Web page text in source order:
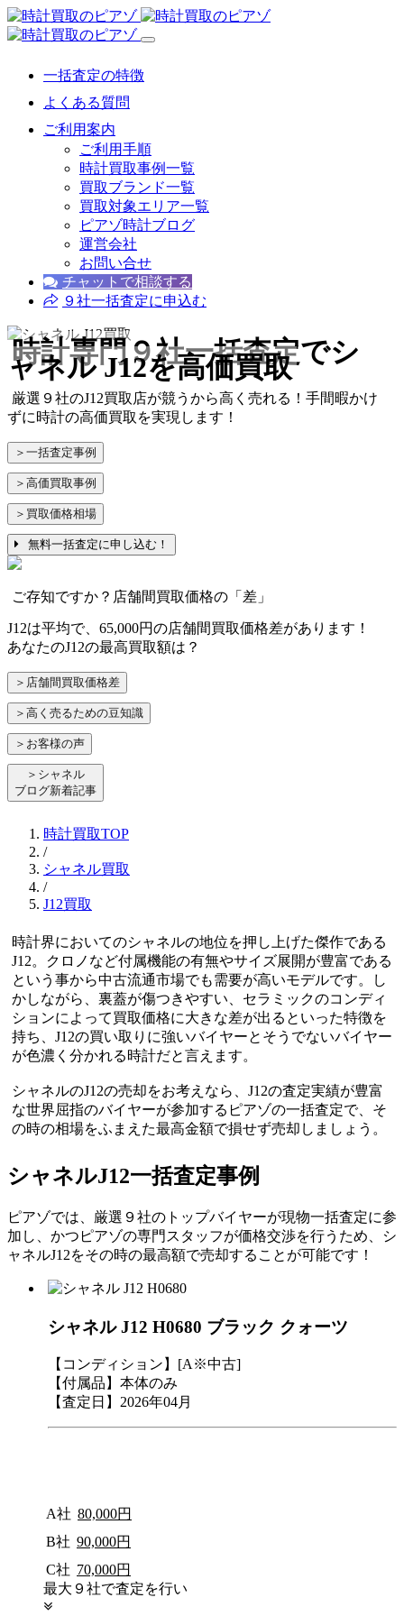
一括査定の特徴
よくある質問
ご利用案内
ご利用手順
時計買取事例一覧
買取ブランド一覧
買取対象エリア一覧
ピアゾ時計ブログ
運営会社
お問い合せ
チャットで相談する
９社一括査定に申込む
時計専門９社一括査定でシ
ャネル J12を高価買取
厳選９社のJ12買取店が競うから高く売れる！手間暇かけ
ずに時計の高価買取を実現します！
＞一括査定事例
＞高価買取事例
＞買取価格相場
無料一括査定に申し込む！
ご存知ですか？店舗間買取価格の「差」
J12は平均で、65,000円の店舗間買取価格差があります！
あなたのJ12の最高買取額は？
＞店舗間買取価格差
＞高く売るための豆知識
＞お客様の声
＞シャネル
ブログ新着記事
時計買取TOP
/
シャネル買取
/
J12買取
時計界においてのシャネルの地位を押し上げた傑作である
J12。クロノなど付属機能の有無やサイズ展開が豊富である
という事から中古流通市場でも需要が高いモデルです。し
かしながら、裏蓋が傷つきやすい、セラミックのコンディ
ションによって買取価格に大きな差が出るといった特徴を
持ち、J12の買い取りに強いバイヤーとそうでないバイヤー
が色濃く分かれる時計だと言えます。
シャネルのJ12の売却をお考えなら、J12の査定実績が豊富
な世界屈指のバイヤーが参加するピアゾの一括査定で、そ
の時の相場をふまえた最高金額で損せず売却しましょう。
シャネルJ12一括査定事例
ピアゾでは、厳選９社のトップバイヤーが現物一括査定に参
加し、かつピアゾの専門スタッフが価格交渉を行うため、シ
ャネルJ12をその時の最高額で売却することが可能です！
シャネル J12 H0680 ブラック クォーツ
【コンディション】[A※中古]
【付属品】本体のみ
【査定日】2026年04月
A社 80,000円
B社 90,000円
C社 70,000円
最大９社で査定を行い